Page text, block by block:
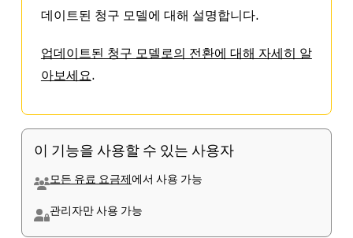
데이트된 청구 모델에 대해 설명합니다.
업데이트된 청구 모델로의 전환에 대해 자세히 알
아보세요.
이 기능을 사용할 수 있는 사용자
모든 유료 요금제에서 사용 가능
관리자만 사용 가능